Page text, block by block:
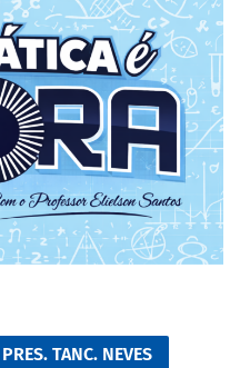
TANC. NEVES